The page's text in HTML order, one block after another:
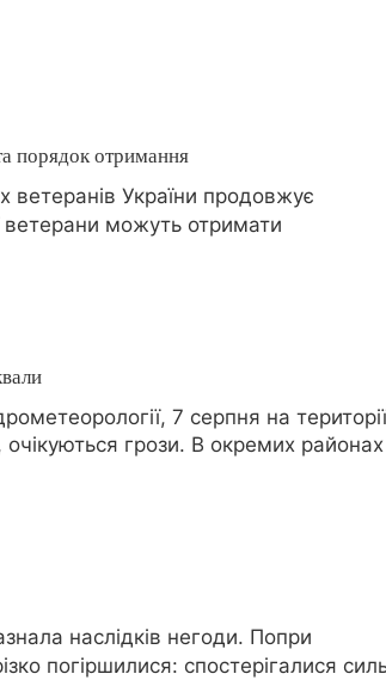
порядок отримання
ветеранів України продовжує
ветерани можуть отримати
7 серпня на території
грози. В окремих районах
наслідків негоди. Попри
погіршилися: спостерігалися